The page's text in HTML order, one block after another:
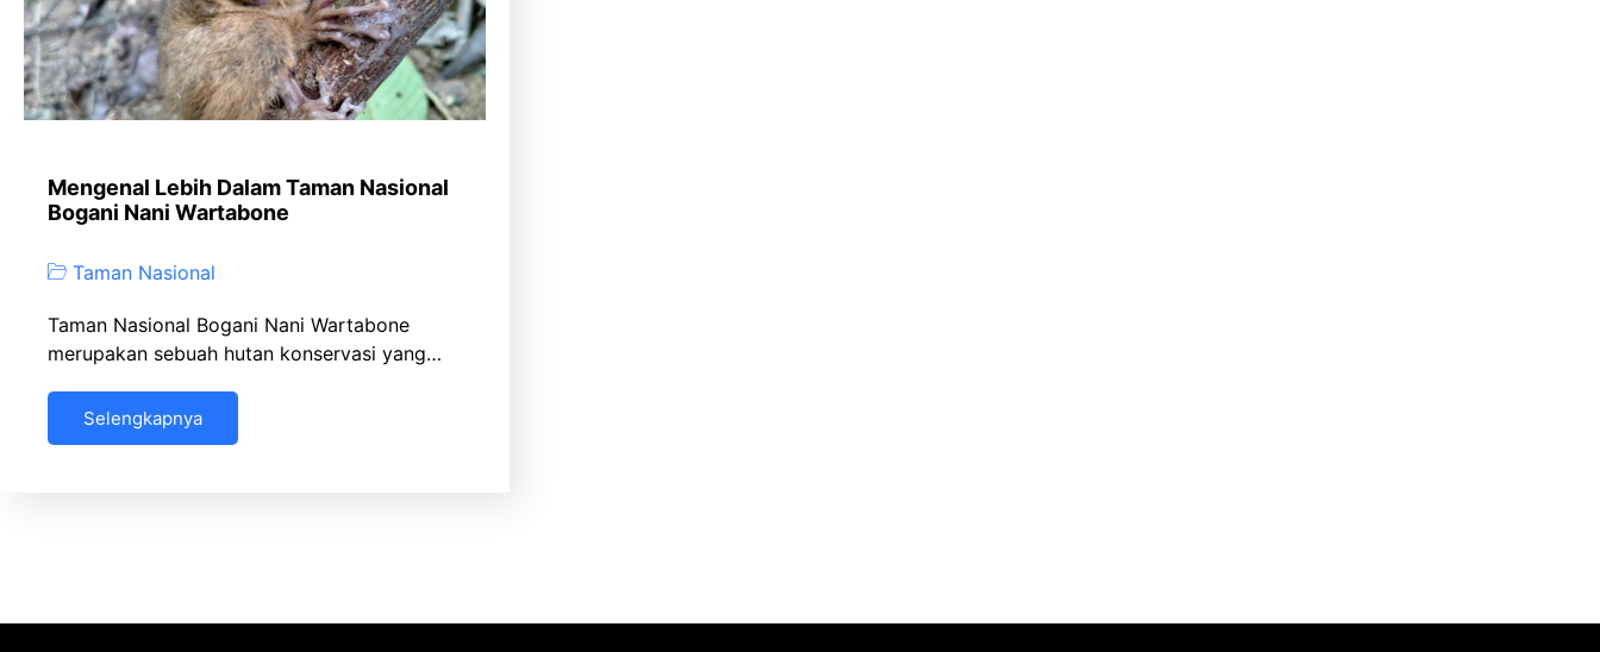
Mengenal Lebih Dalam Taman Nasional
Bogani Nani Wartabone
Taman Nasional
Taman Nasional Bogani Nani Wartabone
merupakan sebuah hutan konservasi yang…
Selengkapnya